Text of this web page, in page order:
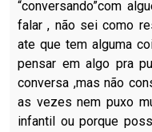
“conversando”com
falar , não sei como
ate que tem alguma
pensar em algo pra
conversa ,mas não
as vezes nem puxo
infantil ou porque